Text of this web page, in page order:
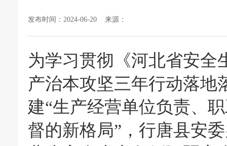
发布时间：2024-06-20 来源：
为学习贯彻《河北省安全
产治本攻坚三年行动落地
建“生产经营单位负责、
督的新格局”，行唐县安